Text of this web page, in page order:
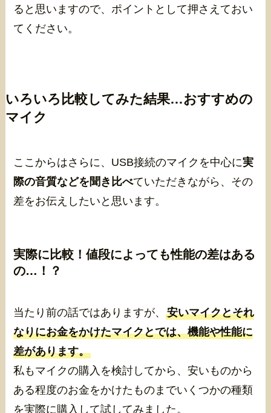
ると思いますので、ポイントとして押さえておい
てください。
いろいろ比較してみた結果…おすすめの
マイク
ここからはさらに、USB接続のマイクを中心に実
際の音質などを聞き比べていただきながら、その
差をお伝えしたいと思います。
実際に比較！値段によっても性能の差はある
の…！？
当たり前の話ではありますが、安いマイクとそれ
なりにお金をかけたマイクとでは、機能や性能に
差があります。
私もマイクの購入を検討してから、安いものから
ある程度のお金をかけたものまでいくつかの種類
を実際に購入して試してみました。